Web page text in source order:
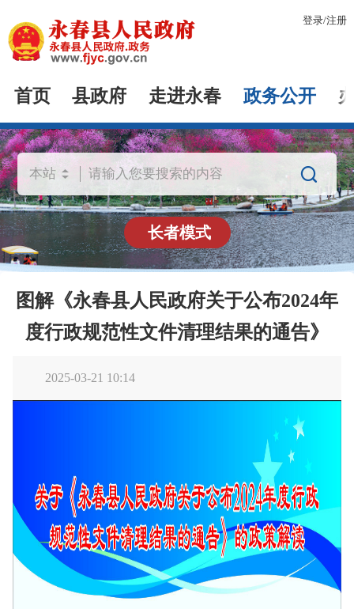
登录/注册
首页 县政府 走进永春 政务公开

长者模式
图解《永春县人民政府关于公布2024年
度行政规范性文件清理结果的通告》
2025-03-21 10:14